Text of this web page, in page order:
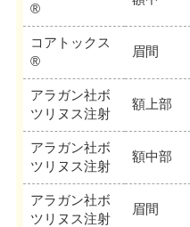
®
コアトックス
®
眉間
アラガン社ボ
ツリヌス注射
額上部
アラガン社ボ
ツリヌス注射
額中部
アラガン社ボ
ツリヌス注射
眉間